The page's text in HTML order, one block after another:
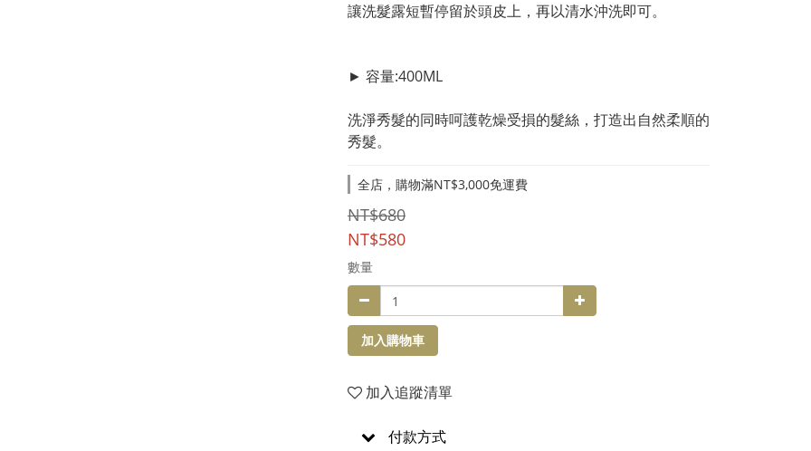
讓洗髮露短暫停留於頭皮上，再以清水沖洗即可。
► 容量:400ML
洗淨秀髮的同時呵護乾燥受損的髮絲，打造出自然柔順的
秀髮。
全店，購物滿NT$3,000免運費
NT$680
NT$580
數量
加入購物車
加入追蹤清單
付款方式